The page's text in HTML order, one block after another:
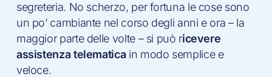
segreteria. No scherzo, per fortuna le cose sono
un po’ cambiante nel corso degli anni e ora – la
maggior parte delle volte – si può ricevere
assistenza telematicain modo semplice e
veloce.